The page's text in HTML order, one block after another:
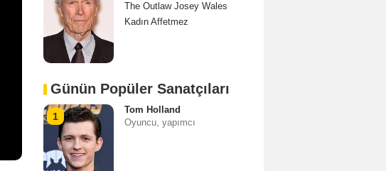
The Outlaw Josey Wales
Kadın Affetmez
Günün Popüler Sanatçıları
1
Tom Holland
Oyuncu, yapımcı